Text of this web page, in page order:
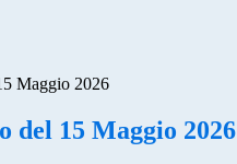
Maggio 2026
del 15 Maggio 2026